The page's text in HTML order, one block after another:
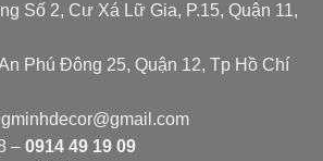
Số 2, Cư Xá Lữ Gia, P.15, Quận 11,
Phú Đông 25, Quận 12, Tp Hồ Chí
– 0914 49 19 09